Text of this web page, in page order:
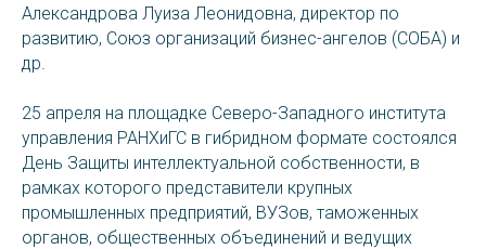
Александрова Луиза Леонидовна, директор по
развитию, Cоюз организаций бизнес-ангелов (СОБА) и
др.
25 апреля на площадке Северо-Западного института
управления РАНХиГС в гибридном формате состоялся
День Защиты интеллектуальной собственности, в
рамках которого представители крупных
промышленных предприятий, ВУЗов, таможенных
органов, общественных объединений и ведущих